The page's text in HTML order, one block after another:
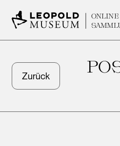
ONLINE
Zurück